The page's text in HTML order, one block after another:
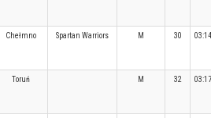
Chełmno Spartan Warriors M 30
Toruń M 32